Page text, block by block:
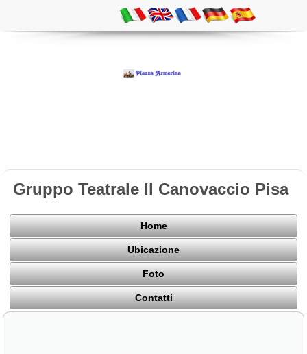
Gruppo Teatrale Il Canovaccio Pisa
Home
Ubicazione
Foto
Contatti